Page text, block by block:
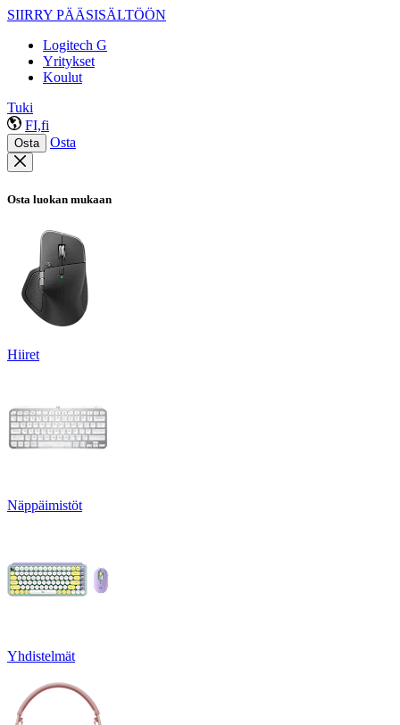
SIIRRY PÄÄSISÄLTÖÖN
Logitech G
Yritykset
Koulut
Tuki
FI,fi
Osta Osta
Osta luokan mukaan
Hiiret
Näppäimistöt
Yhdistelmät